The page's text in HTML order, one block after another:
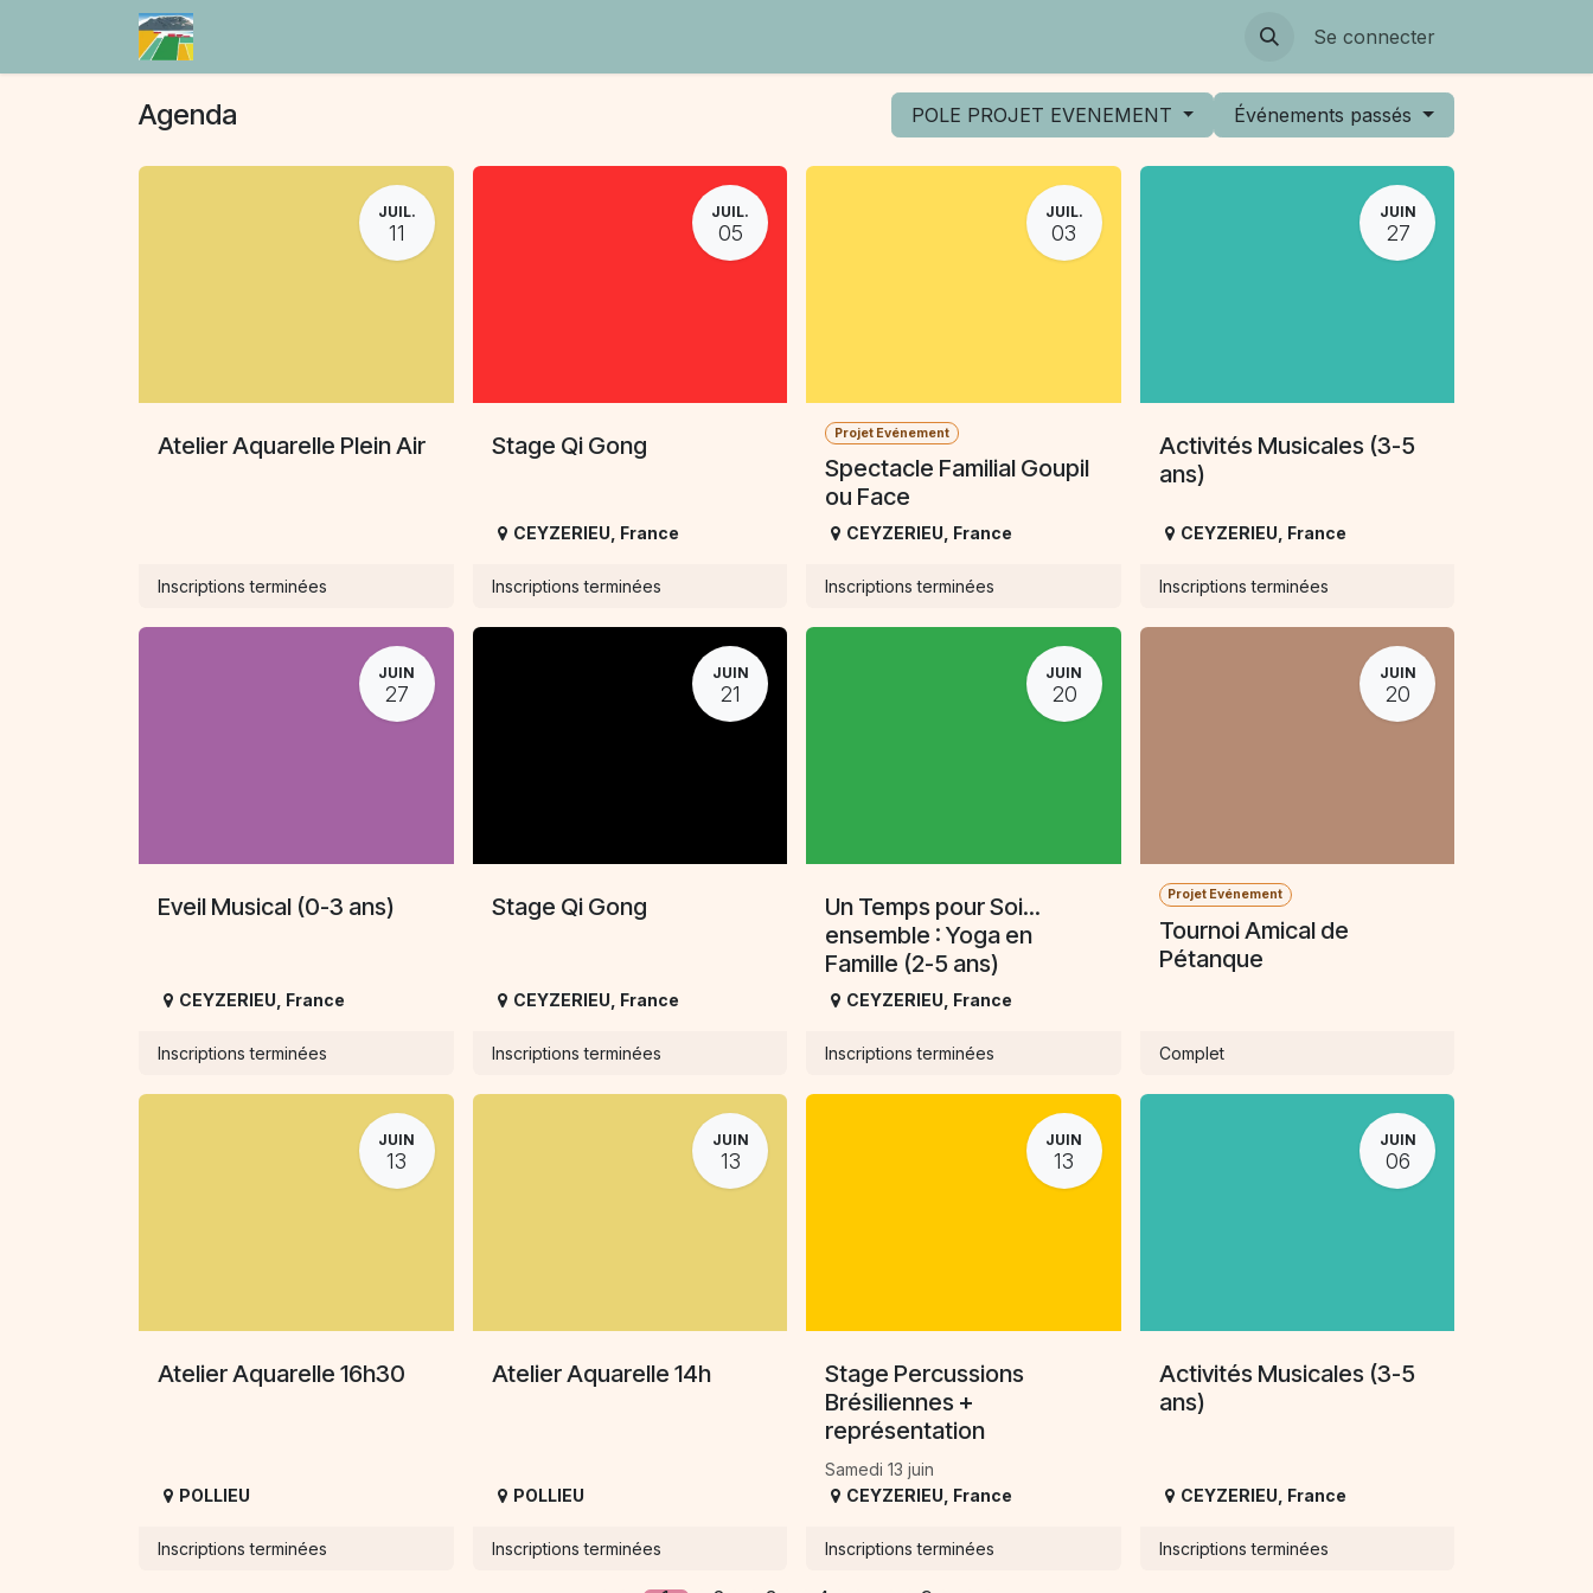
Se rendre au contenu
Se connecter
Agenda POLE PROJET EVENEMENT Événements passés
JUIL.
11
Atelier Aquarelle Plein Air
Inscriptions terminées
JUIL.
05
Stage Qi Gong
CEYZERIEU France
Inscriptions terminées
JUIL.
03
Projet Evénement
Spectacle Familial Goupil
ou Face
CEYZERIEU France
Inscriptions terminées
JUIN
27
Activités Musicales (3-5
ans)
CEYZERIEU France
Inscriptions terminées
JUIN
27
Eveil Musical (0-3 ans)
CEYZERIEU France
Inscriptions terminées
JUIN
21
Stage Qi Gong
CEYZERIEU France
Inscriptions terminées
JUIN
20
Un Temps pour Soi...
ensemble : Yoga en
Famille (2-5 ans)
CEYZERIEU France
Inscriptions terminées
JUIN
20
Projet Evénement
Tournoi Amical de
Pétanque
Complet
JUIN
13
Atelier Aquarelle 16h30
POLLIEU
Inscriptions terminées
JUIN
13
Atelier Aquarelle 14h
POLLIEU
Inscriptions terminées
JUIN
13
Stage Percussions
Brésiliennes +
représentation
Samedi 13 juin
CEYZERIEU France
Inscriptions terminées
JUIN
06
Activités Musicales (3-5
ans)
CEYZERIEU France
Inscriptions terminées